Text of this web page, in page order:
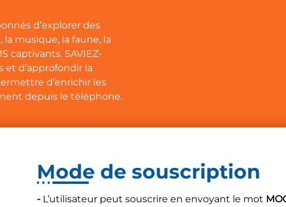
d’explorer des
la musique, la faune, la
captivants. SAVIEZ-
et d’approfondir la
d’enrichir les
depuis le téléphone.
Mode de souscription
-L’utilisateur peut souscrire en envoyant le mot